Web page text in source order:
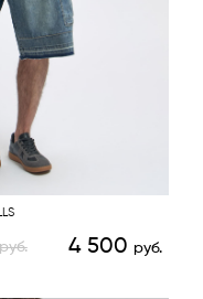
4 500 руб.